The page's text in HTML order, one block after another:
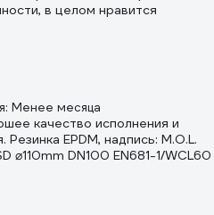
в целом нравится
Менее месяца
EPDM, надпись: M.O.L.
⌀110mm DN100 EN681-1/WCL60